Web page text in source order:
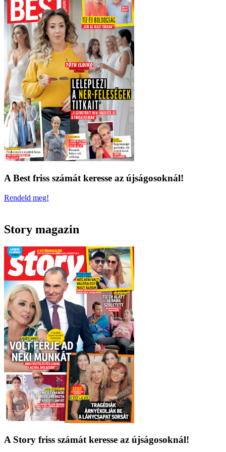
A Best friss számát keresse az újságosoknál!
Rendeld meg!
Story magazin
A Story friss számát keresse az újságosoknál!